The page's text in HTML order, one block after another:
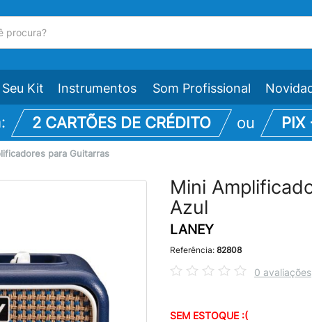
Kit Instrumentos Som Profissional
2 CARTÕES DE CRÉDITO ou PIX
para Guitarras
Mini
Azul
LANEY
Referência: 82808
0 avaliações
SEM ESTOQUE :(